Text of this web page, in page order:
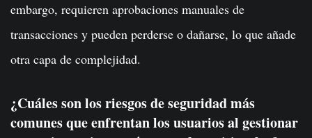
embargo, requieren aprobaciones manuales de
transacciones y pueden perderse o dañarse, lo que añade
otra capa de complejidad.
¿Cuáles son los riesgos de seguridad más
comunes que enfrentan los usuarios al gestionar